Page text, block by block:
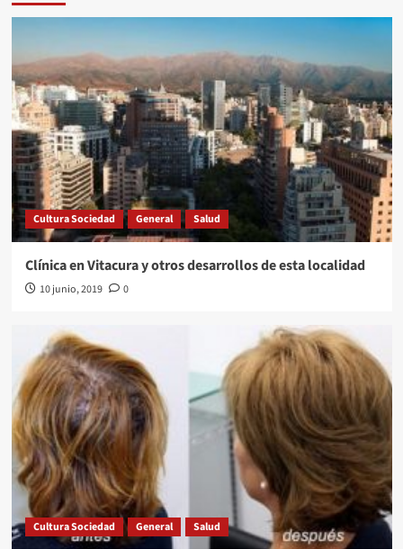
Cultura Sociedad General Salud
Clínica en Vitacura y otros desarrollos de esta localidad
10 junio, 2019 0
Cultura Sociedad General Salud